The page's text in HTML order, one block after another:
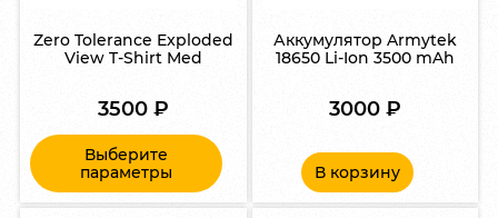
Zero Tolerance Exploded
View T-Shirt Med
3500 ₽
Выберите
параметры
Аккумулятор Armytek
18650 Li-Ion 3500 mAh
3000 ₽
В корзину